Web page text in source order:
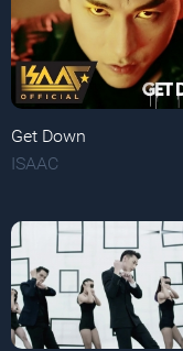
Get Down
ISAAC